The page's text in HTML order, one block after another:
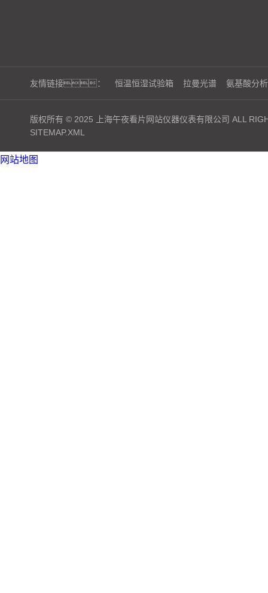
友情链接： 恒温恒湿试验箱 拉曼光谱 氨基酸分
版权所有 © 2025 上海午夜看片网站仪器仪表有限公司 ALL
SITEMAP.XML
网站地图